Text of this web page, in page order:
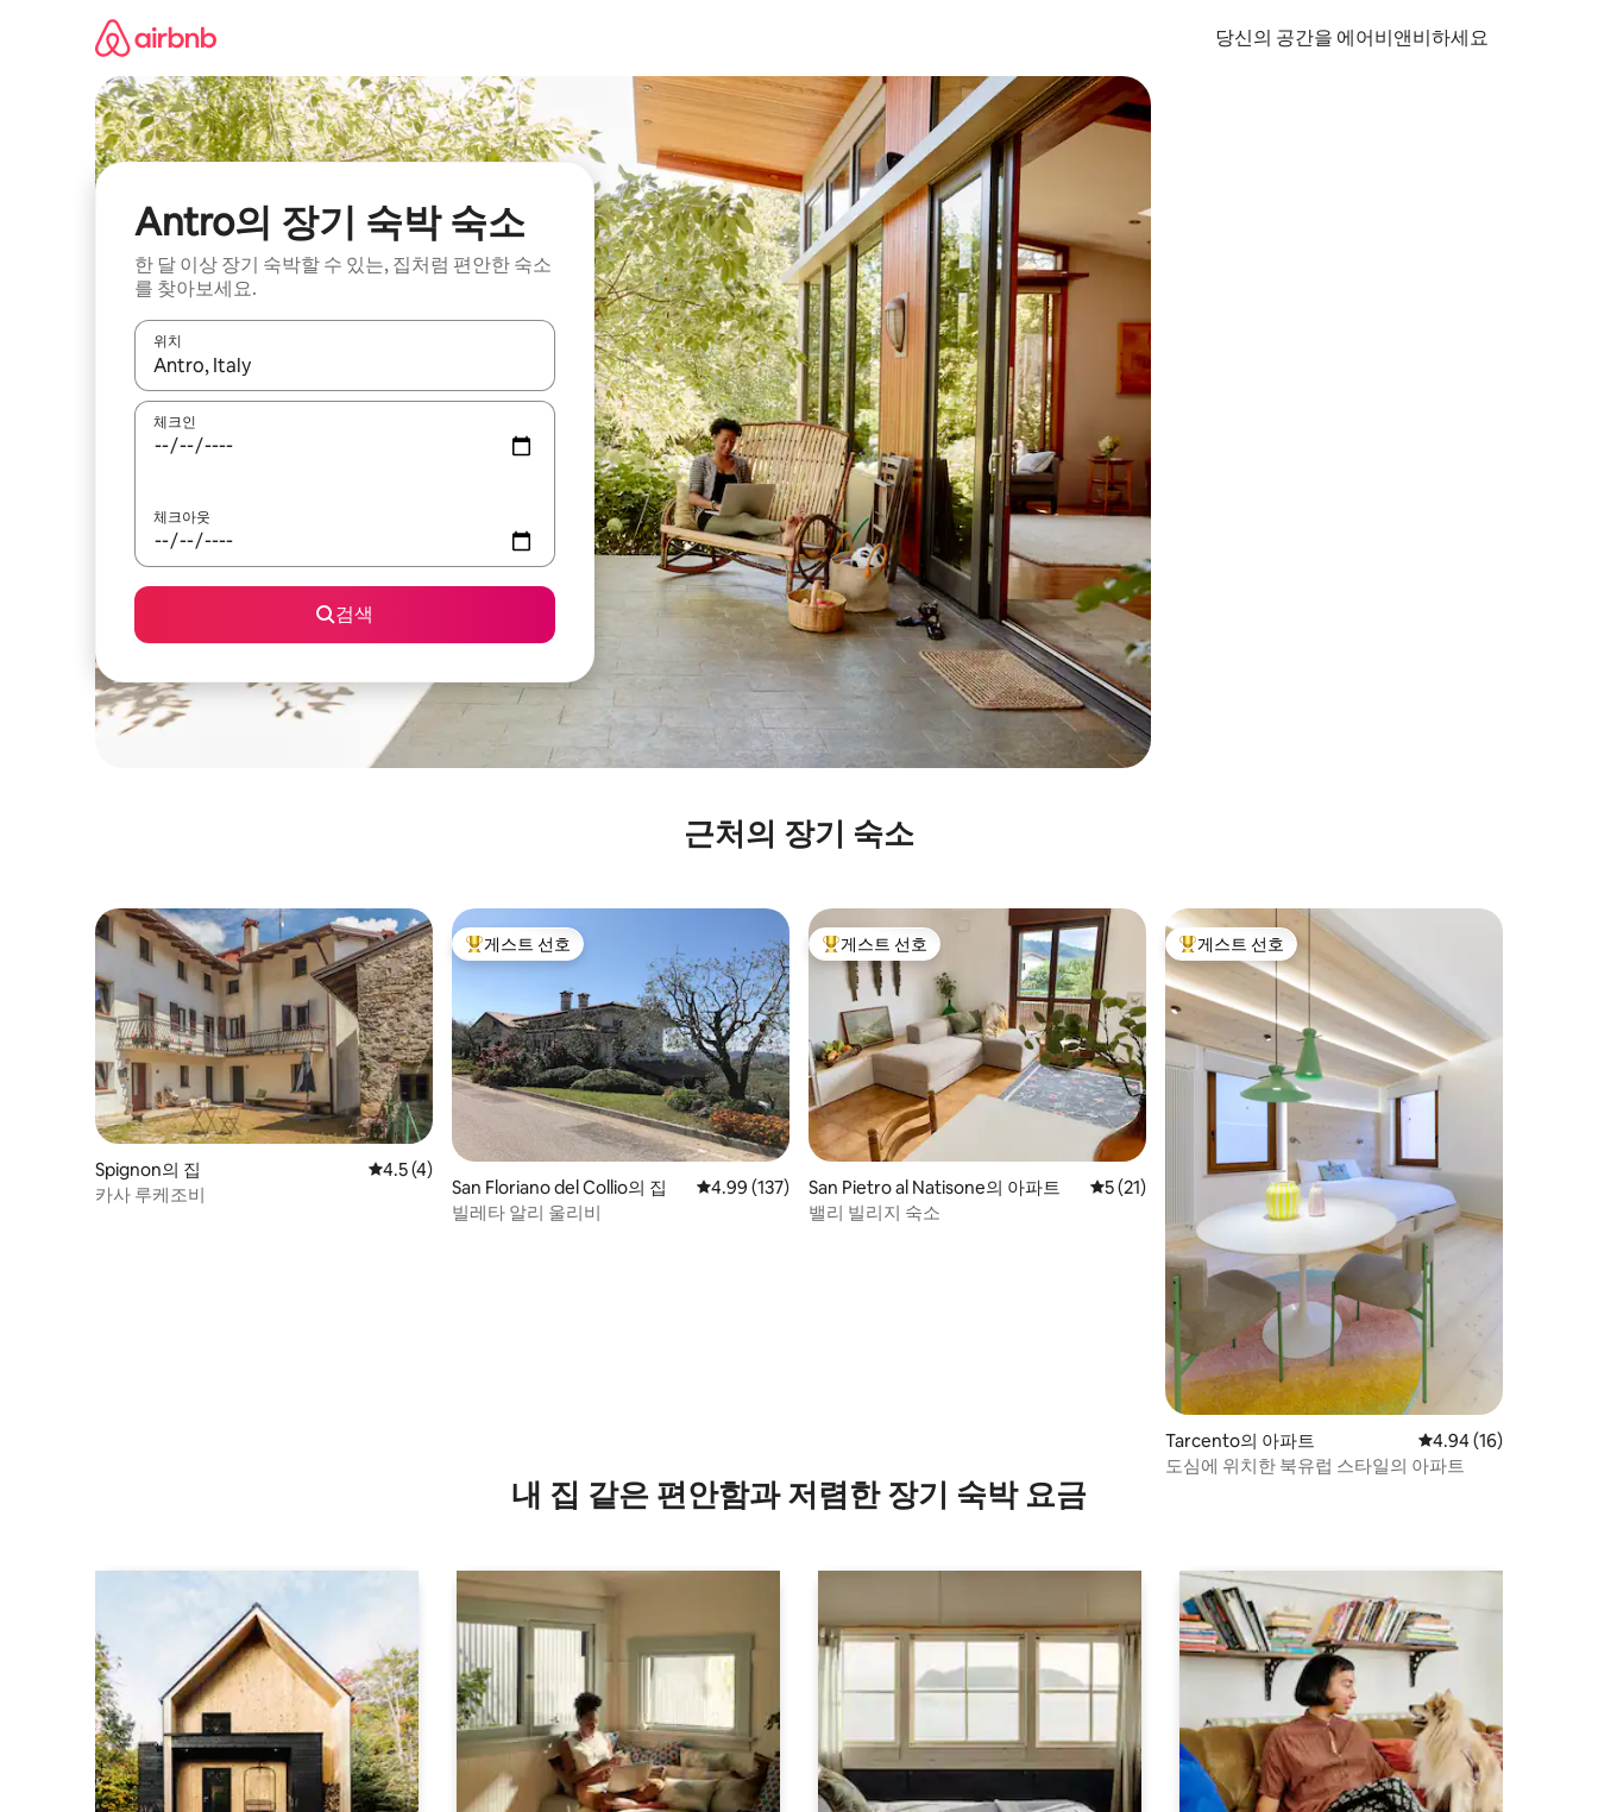
당신의 공간을 에어비앤비하세요
Antro의 장기 숙박 숙소
한 달 이상 장기 숙박할 수 있는, 집처럼 편안한 숙소
를 찾아보세요.
위치
결과가 나오면 위·아래 화살표 키를 사용하거나 터치 또는 스와이프 동작으로 탐색하세요.
체크인
체크아웃
검색
근처의 장기 숙소
Spignon의 집 평점 4.5점(5점 만점), 후기 4개
4.5 (4)
카사 루케조비
상위 게스트 선호
게스트 선호
San Floriano del Collio의 집 평점 4.99점(5점 만점), 후기 137개
4.99 (137)
빌레타 알리 울리비
상위 게스트 선호
게스트 선호
San Pietro al Natisone의 아파트 평점 5점(5점 만점), 후기 21개
5 (21)
밸리 빌리지 숙소
상위 게스트 선호
게스트 선호
Tarcento의 아파트 평점 4.94점(5점 만점
4.94 (16)
도심에 위치한 북유럽 스타일의 아파트
내 집 같은 편안함과 저렴한 장기 숙박 요금